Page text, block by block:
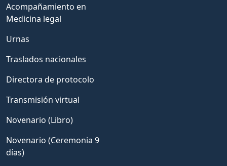
Acompañamiento en
Medicina legal
Urnas
Traslados nacionales
Directora de protocolo
Transmisión virtual
Novenario (Libro)
Novenario (Ceremonia 9
días)